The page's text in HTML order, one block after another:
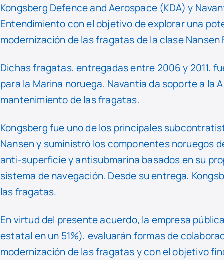
Kongsberg Defence and Aerospace (KDA) y
Entendimiento con el objetivo de explorar una
modernización de las fragatas de la clase Nansen
Dichas fragatas, entregadas entre 2006 y 2011,
para la Marina noruega. Navantia da soporte a la
mantenimiento de las fragatas.
Kongsberg fue uno de los principales
Nansen y suministró los componentes noruegos
anti-superficie y antisubmarina basados en su
sistema de navegación. Desde su entrega,
las fragatas.
En virtud del presente acuerdo, la empresa
estatal en un 51%), evaluarán formas de
modernización de las fragatas y con el objetivo